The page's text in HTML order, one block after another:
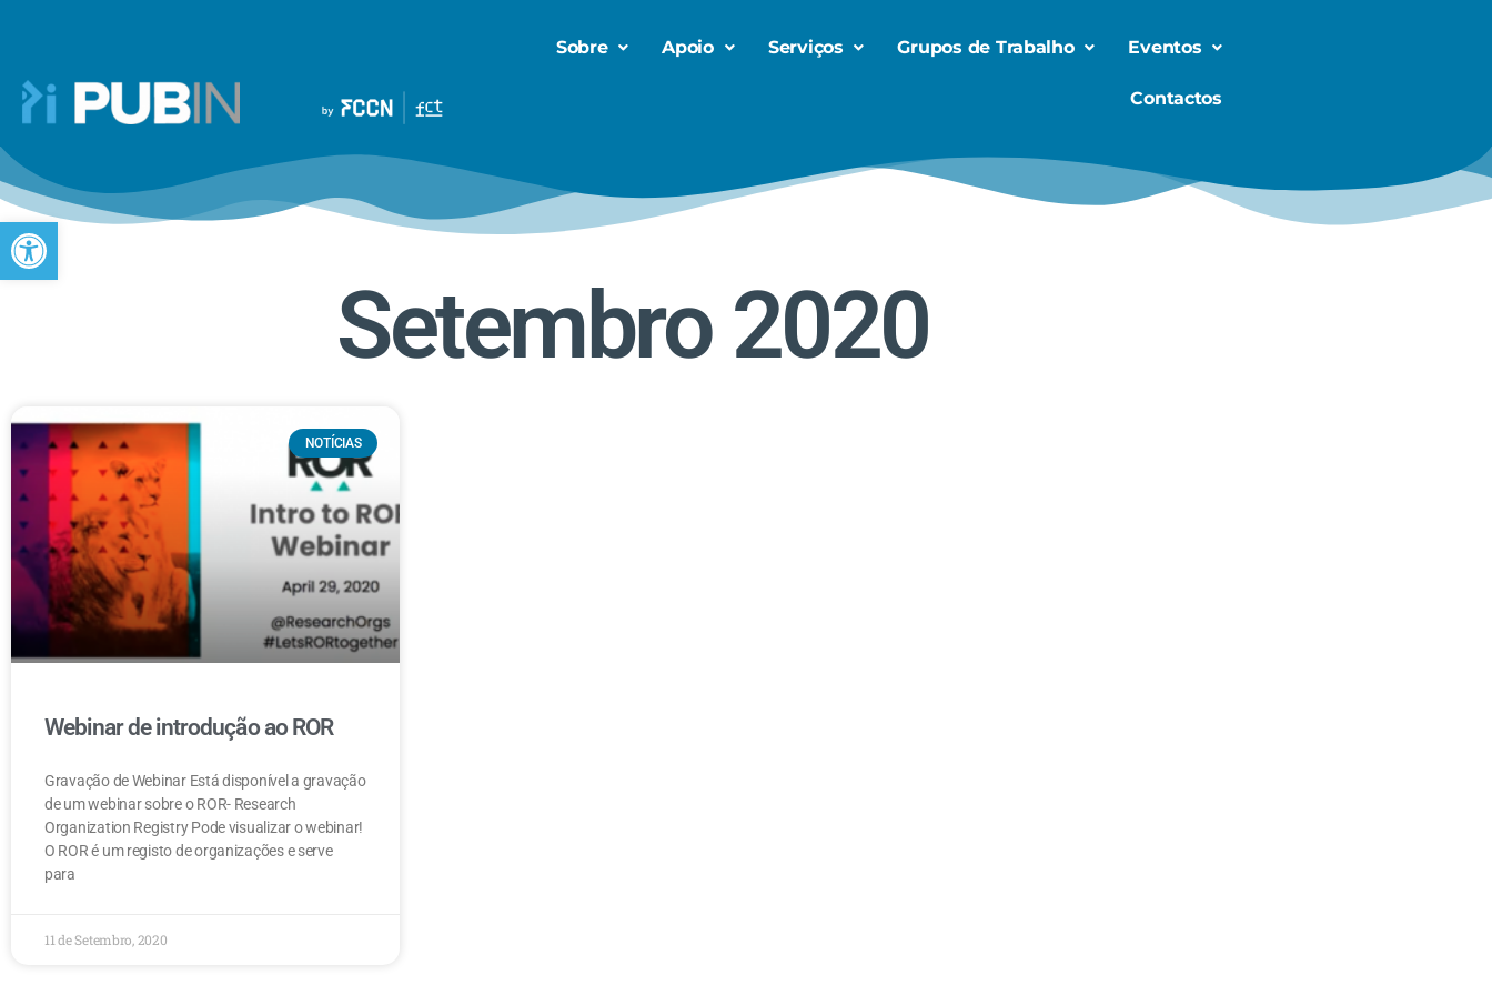
Open toolbar
Sobre Apoio Serviços Grupos de Trabalho Eventos
Contactos
Setembro 2020
NOTÍCIAS
Webinar de introdução ao ROR
Gravação de Webinar Está disponível a gravação
de um webinar sobre o ROR- Research
Organization Registry Pode visualizar o webinar!
O ROR é um registo de organizações e serve
para
11 de Setembro, 2020